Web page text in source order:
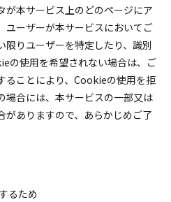
が本サービス上のどのページにア
ユーザーが本サービスにおいてご
限りユーザーを特定したり、識別
の使用を希望されない場合は、ご
ることにより、Cookieの使用を拒
場合には、本サービスの一部又は
がありますので、あらかじめご了
るため